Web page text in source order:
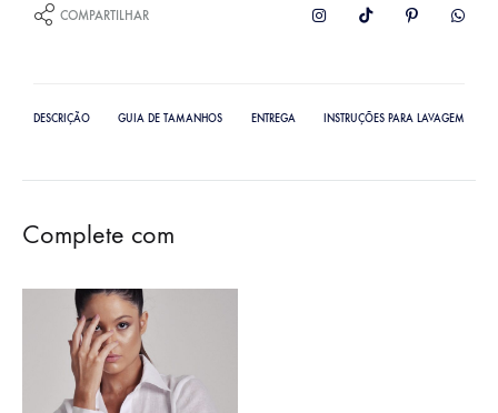
COMPARTILHAR
DESCRIÇÃO GUIA DE TAMANHOS ENTREGA INSTRUÇÕES PARA LAVAGEM
Complete com